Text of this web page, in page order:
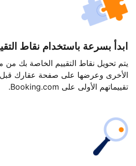
ابدأ بسرعة باستخدام نقاط
يتم تحويل نقاط التقييم الخاصة بك من
الأخرى وعرضها على صفحة عقارك
تقييماتهم الأولى على Booking.com.